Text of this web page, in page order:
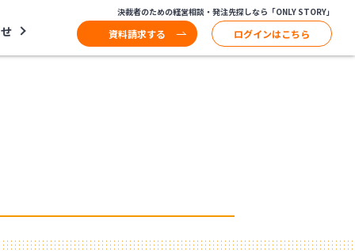
決裁者のための経営相談・発注先探しなら「ONLY STORY」
資料請求する ログインはこちら